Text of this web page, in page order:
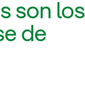
son los
de